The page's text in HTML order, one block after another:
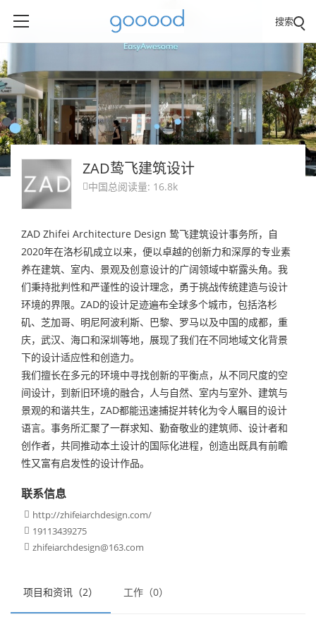
搜索
项目和资讯（2） 工作（0）
ZAD鸷飞建筑设计
 中国总阅读量: 16.8k
ZAD Zhifei Architecture Design 鸷飞建筑设计事务所，自
2020年在洛杉矶成立以来，便以卓越的创新力和深厚的专业素
养在建筑、室内、景观及创意设计的广阔领域中崭露头角。我
们秉持批判性和严谨性的设计理念，勇于挑战传统建造与设计
环境的界限。ZAD的设计足迹遍布全球多个城市，包括洛杉
矶、芝加哥、明尼阿波利斯、巴黎、罗马以及中国的成都，重
庆，武汉、海口和深圳等地，展现了我们在不同地域文化背景
下的设计适应性和创造力。
我们擅长在多元的环境中寻找创新的平衡点，从不同尺度的空
间设计，到新旧环境的融合，人与自然、室内与室外、建筑与
景观的和谐共生，ZAD都能迅速捕捉并转化为令人瞩目的设计
语言。事务所汇聚了一群求知、勤奋敬业的建筑师、设计者和
创作者，共同推动本土设计的国际化进程，创造出既具有前瞻
性又富有启发性的设计作品。
联系信息
 http://zhifeiarchdesign.com/
 19113439275
 zhifeiarchdesign@163.com